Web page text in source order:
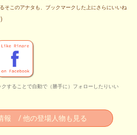
そこのアナタも、ブックマークした上にさらにいいね
することで自動で（勝手に）フォローしたりいい
報 / 他の登場人物も見る